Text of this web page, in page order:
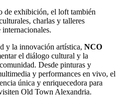
de exhibición, el loft también
charlas y talleres
y la innovación artística, NCO
el diálogo cultural y la
Desde pinturas y
y performances en vivo, el
única y enriquecedora para
Old Town Alexandria.